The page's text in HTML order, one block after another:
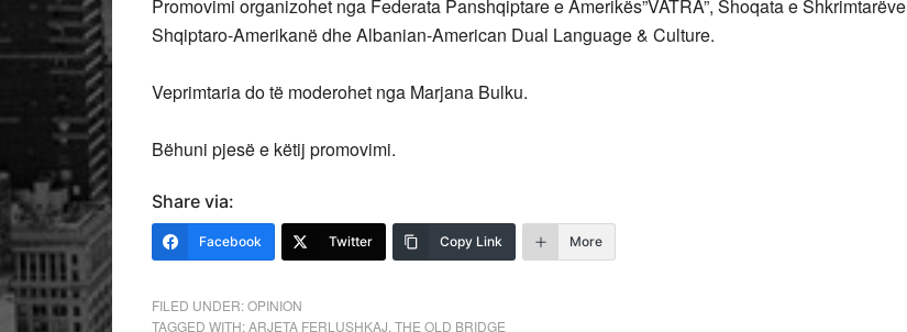
Promovimi organizohet nga Federata Panshqiptare e Amerikës”VATRA”, Shoqata e Shkrimtarëve
Shqiptaro-Amerikanë dhe Albanian-American Dual Language & Culture.
Veprimtaria do të moderohet nga Marjana Bulku.
Bëhuni pjesë e këtij promovimi.
Share via:
Facebook Twitter Copy Link More
FILED UNDER:OPINION
TAGGED WITH:ARJETA FERLUSHKAJ THE OLD BRIDGE